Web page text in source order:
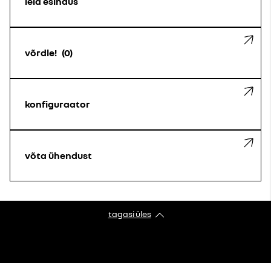
võrdle! 0
konfiguraator
võta ühendust
tagasi üles